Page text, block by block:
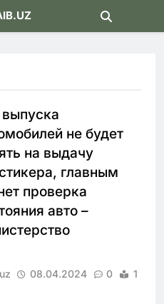
выпуска
не будет
на выдачу
главным
проверка
авто –
08.04.2024 0
1